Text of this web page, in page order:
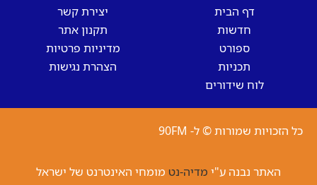
דף הבית
חדשות
ספורט
תכניות
לוח שידורים
יצירת קשר
תקנון אתר
מדיניות פרטיות
הצהרת נגישות
כל הזכויות שמורות © ל- 90FM
האתר נבנה ע"י מדיה-נט מומחי האינטרנט של ישראל